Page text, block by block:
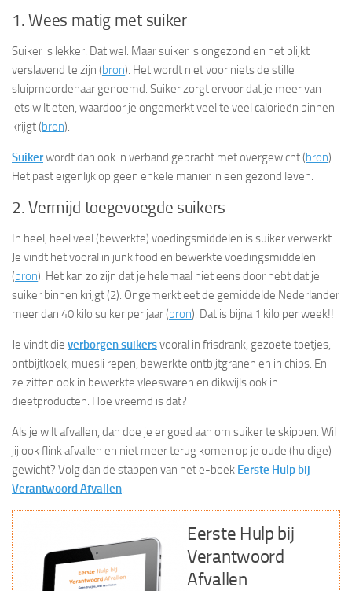
1. Wees matig met suiker
Suiker is lekker. Dat wel. Maar suiker is ongezond en het blijkt
verslavend te zijn (bron). Het wordt niet voor niets de stille
sluipmoordenaar genoemd. Suiker zorgt ervoor dat je meer van
iets wilt eten, waardoor je ongemerkt veel te veel calorieën binnen
krijgt (bron).
Suikerwordt dan ook in verband gebracht met overgewicht (bron).
Het past eigenlijk op geen enkele manier in een gezond leven.
2. Vermijd toegevoegde suikers
In heel, heel veel (bewerkte) voedingsmiddelen is suiker verwerkt.
Je vindt het vooral in junk food en bewerkte voedingsmiddelen
(bron). Het kan zo zijn dat je helemaal niet eens door hebt dat je
suiker binnen krijgt (2). Ongemerkt eet de gemiddelde Nederlander
meer dan 40 kilo suiker per jaar (bron). Dat is bijna 1 kilo per week!!
Je vindt die verborgen suikersvooral in frisdrank, gezoete toetjes,
ontbijtkoek, muesli repen, bewerkte ontbijtgranen en in chips. En
ze zitten ook in bewerkte vleeswaren en dikwijls ook in
dieetproducten. Hoe vreemd is dat?
Als je wilt afvallen, dan doe je er goed aan om suiker te skippen. Wil
jij ook flink afvallen en niet meer terug komen op je oude (huidige)
gewicht? Volg dan de stappen van het e-boek Eerste Hulp bij
Verantwoord Afvallen.
Eerste Hulp bij
Verantwoord
Afvallen